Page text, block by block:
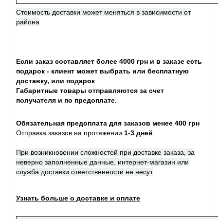
Стоимость доставки может меняться в зависимости от
района
Если заказ составляет более 4000 грн и в заказе есть
подарок - клиент может выбрать или бесплатную
доставку, или подарок
Габаритные товары отправляются за счет
получателя и по предоплате.
Обязательная предоплата для заказов менее 400 грн
Отправка заказов на протяжении 1-3 дней
При возникновении сложностей при доставке заказа, за
неверно заполненные данные, интернет-магазин или
служба доставки ответственности не несут
Узнать больше о доставке и оплате